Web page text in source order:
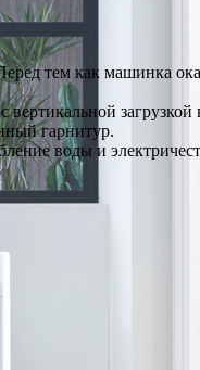
тем как машинка
гарнитур.
воды и